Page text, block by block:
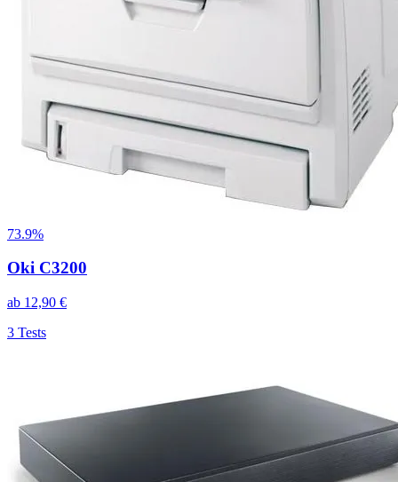
73.9%
Oki C3200
ab 12,90 €
3 Tests